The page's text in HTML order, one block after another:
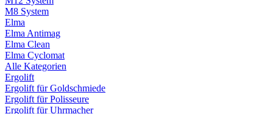
M8 System
Elma
Elma Antimag
Elma Clean
Elma Cyclomat
Alle Kategorien
Ergolift
Ergolift für Goldschmiede
Ergolift für Polisseure
Ergolift für Uhrmacher